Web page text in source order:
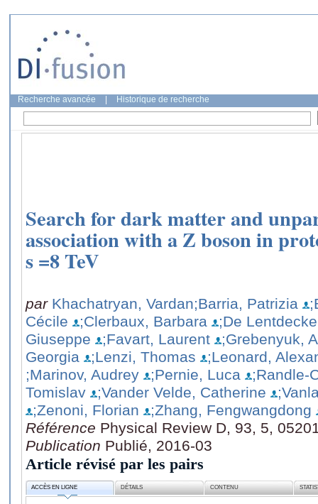
Recherche avancée Historique de recherche
Search for dark matter and
association with a Z boson in
s =8 TeV
par Khachatryan, Vardan;Barria, Patrizia
Cécile
;Clerbaux, Barbara
;De
Giuseppe
;Favart, Laurent
;Grebenyuk,
Georgia
;Lenzi, Thomas
;Leonard,
;Marinov, Audrey
;Pernie, Luca
;Randle-
Tomislav
;Vander Velde, Catherine
;Zenoni, Florian
;Zhang, Fengwangdong
Référence Physical Review D, 93, 5,
Publication Publié, 2016-03
Article révisé par les pairs
ACCÈS EN LIGNE DÉTAILS CONTENU